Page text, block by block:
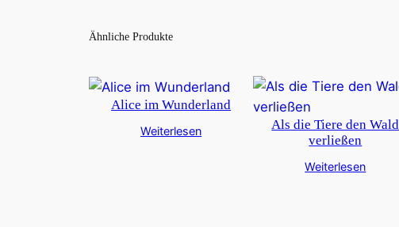
Ähnliche Produkte
Alice im Wunderland
Weiterlesen
Als die Tiere den Wald
verließen
Weiterlesen